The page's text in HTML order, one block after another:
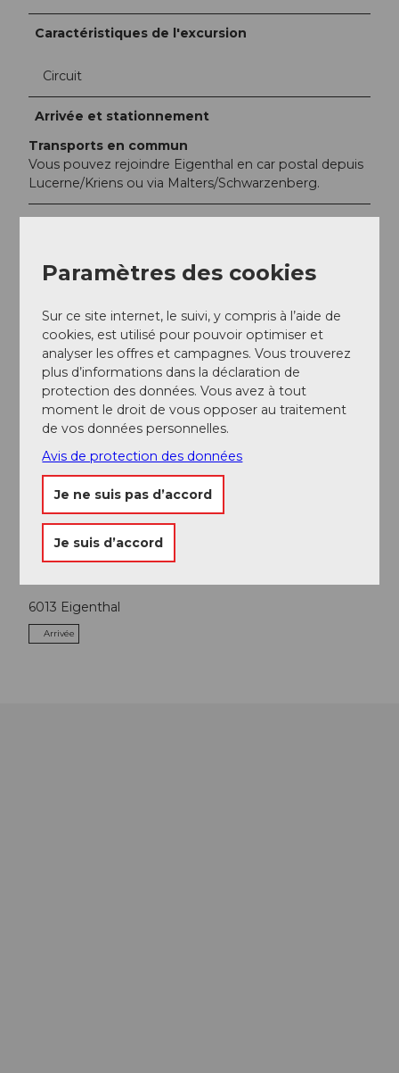
Caractéristiques de l'excursion
Circuit
Arrivée et stationnement
Transports en commun
Vous pouvez rejoindre Eigenthal en car postal depuis
Lucerne/Kriens ou via Malters/Schwarzenberg.
Lucerne Tourisme
A proximité
Excursions
6013 Eigenthal
Arrivée
Paramètres des cookies
Sur ce site internet, le suivi, y compris à l’aide de
cookies, est utilisé pour pouvoir optimiser et
analyser les offres et campagnes. Vous trouverez
plus d’informations dans la déclaration de
protection des données. Vous avez à tout
moment le droit de vous opposer au traitement
de vos données personnelles.
Avis de protection des données
Je ne suis pas d’accord
Je suis d’accord